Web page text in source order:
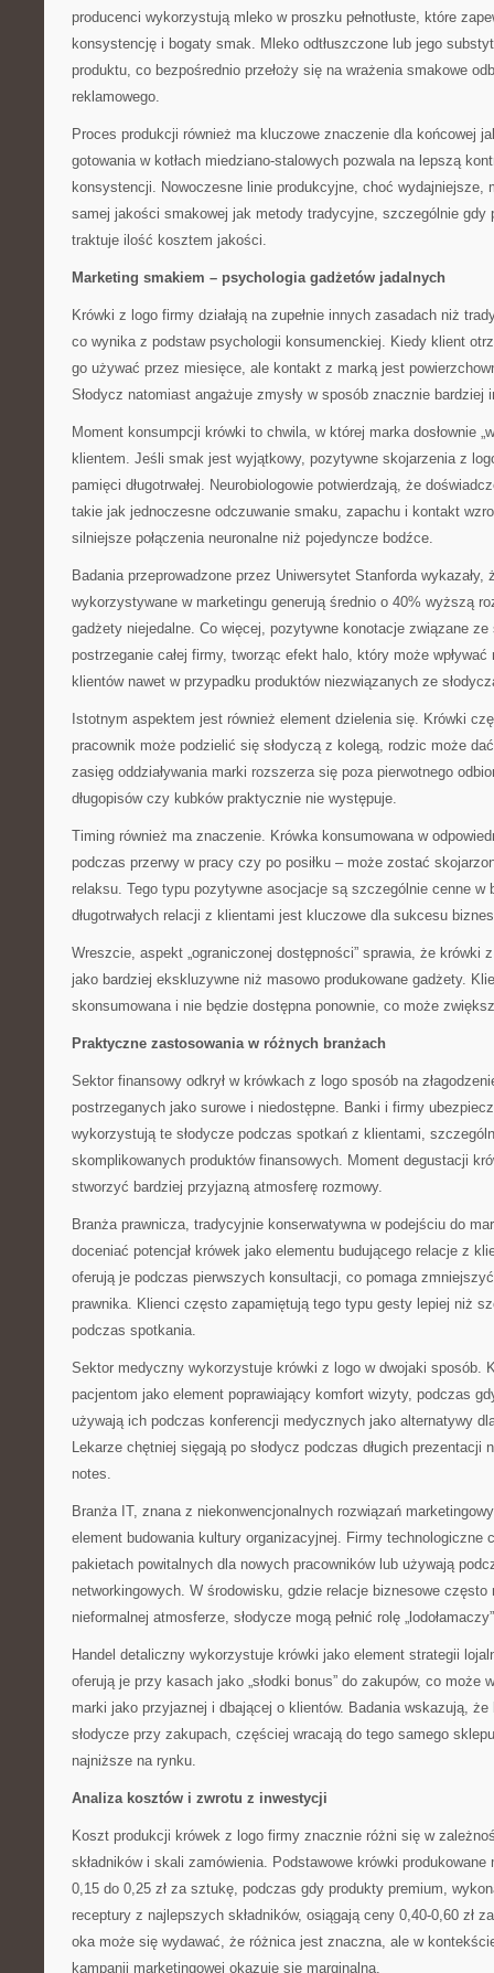
producenci wykorzystują mleko w proszku pełnotłuste, które
konsystencję i bogaty smak. Mleko odtłuszczone lub jego
produktu, co bezpośrednio przełoży się na wrażenia smakowe
reklamowego.
Proces produkcji również ma kluczowe znaczenie dla końcowej
gotowania w kotłach miedziano-stalowych pozwala na lepszą
konsystencji. Nowoczesne linie produkcyjne, choć wydajniejsze,
samej jakości smakowej jak metody tradycyjne, szczególnie gdy
traktuje ilość kosztem jakości.
Marketing smakiem – psychologia gadżetów jadalnych
Krówki z logo firmy działają na zupełnie innych zasadach niż
co wynika z podstaw psychologii konsumenckiej. Kiedy klient
go używać przez miesięce, ale kontakt z marką jest
Słodycz natomiast angażuje zmysły w sposób znacznie bardziej
Moment konsumpcji krówki to chwila, w której marka dosłownie
klientem. Jeśli smak jest wyjątkowy, pozytywne skojarzenia z
pamięci długotrwałej. Neurobiologowie potwierdzają, że
takie jak jednoczesne odczuwanie smaku, zapachu i kontakt
silniejsze połączenia neuronalne niż pojedyncze bodźce.
Badania przeprowadzone przez Uniwersytet Stanforda wykazały,
wykorzystywane w marketingu generują średnio o 40% wyższą
gadżety niejedalne. Co więcej, pozytywne konotacje związane
postrzeganie całej firmy, tworząc efekt halo, który może
klientów nawet w przypadku produktów niezwiązanych ze
Istotnym aspektem jest również element dzielenia się. Krówki
pracownik może podzielić się słodyczą z kolegą, rodzic może
zasięg oddziaływania marki rozszerza się poza pierwotnego
długopisów czy kubków praktycznie nie występuje.
Timing również ma znaczenie. Krówka konsumowana w
podczas przerwy w pracy czy po posiłku – może zostać
relaksu. Tego typu pozytywne asocjacje są szczególnie cenne w
długotrwałych relacji z klientami jest kluczowe dla sukcesu
Wreszcie, aspekt „ograniczonej dostępności” sprawia, że krówki
jako bardziej ekskluzywne niż masowo produkowane gadżety.
skonsumowana i nie będzie dostępna ponownie, co może
Praktyczne zastosowania w różnych branżach
Sektor finansowy odkrył w krówkach z logo sposób na
postrzeganych jako surowe i niedostępne. Banki i firmy
wykorzystują te słodycze podczas spotkań z klientami,
skomplikowanych produktów finansowych. Moment degustacji
stworzyć bardziej przyjazną atmosferę rozmowy.
Branża prawnicza, tradycyjnie konserwatywna w podejściu do
doceniać potencjał krówek jako elementu budującego relacje z
oferują je podczas pierwszych konsultacji, co pomaga
prawnika. Klienci często zapamiętują tego typu gesty lepiej niż
podczas spotkania.
Sektor medyczny wykorzystuje krówki z logo w dwojaki sposób.
pacjentom jako element poprawiający komfort wizyty, podczas
używają ich podczas konferencji medycznych jako alternatywy
Lekarze chętniej sięgają po słodycz podczas długich prezentacji
notes.
Branża IT, znana z niekonwencjonalnych rozwiązań
element budowania kultury organizacyjnej. Firmy technologiczne
pakietach powitalnych dla nowych pracowników lub używają
networkingowych. W środowisku, gdzie relacje biznesowe często
nieformalnej atmosferze, słodycze mogą pełnić rolę
Handel detaliczny wykorzystuje krówki jako element strategii
oferują je przy kasach jako „słodki bonus” do zakupów, co może
marki jako przyjaznej i dbającej o klientów. Badania wskazują,
słodycze przy zakupach, częściej wracają do tego samego
najniższe na rynku.
Analiza kosztów i zwrotu z inwestycji
Koszt produkcji krówek z logo firmy znacznie różni się w
składników i skali zamówienia. Podstawowe krówki
0,15 do 0,25 zł za sztukę, podczas gdy produkty premium,
receptury z najlepszych składników, osiągają ceny 0,40-0,60 zł
oka może się wydawać, że różnica jest znaczna, ale w
kampanii marketingowej okazuje się marginalna.